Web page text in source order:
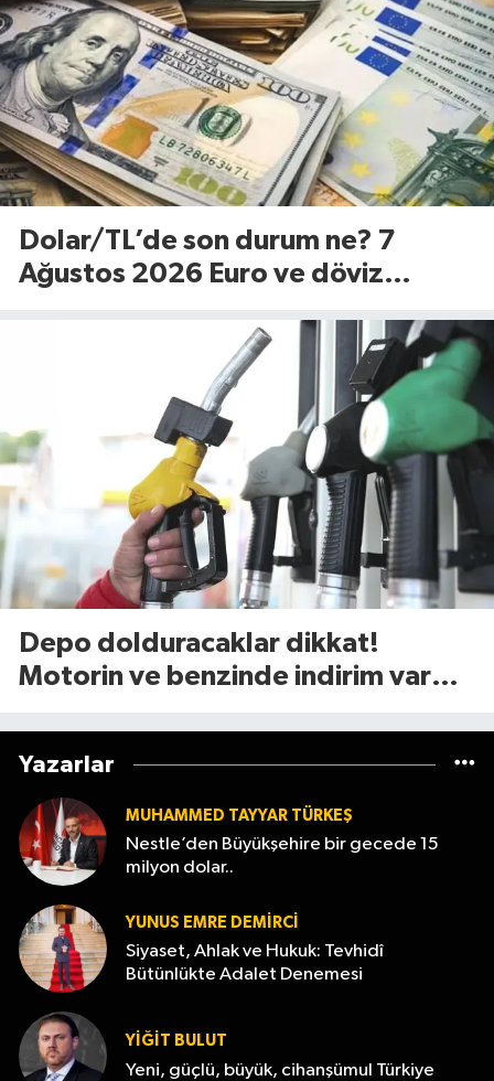
Dolar/TL’de son durum ne? 7
Ağustos 2026 Euro ve döviz
Depo dolduracaklar dikkat!
Motorin ve benzinde indirim var
Yazarlar
MUHAMMED TAYYAR TÜRKEŞ
Nestle’den Büyükşehire bir gecede 15
milyon dolar..
YUNUS EMRE DEMIRCI
Siyaset, Ahlak ve Hukuk: Tevhidî
Bütünlükte Adalet Denemesi
YİĞİT BULUT
Yeni, güçlü, büyük, cihanşümul Türkiye